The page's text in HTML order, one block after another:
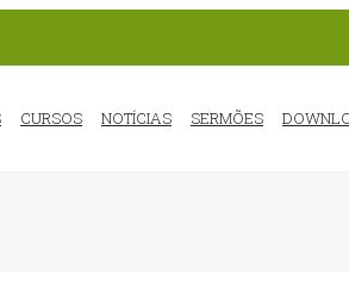
CURSOS NOTÍCIAS SERMÕES